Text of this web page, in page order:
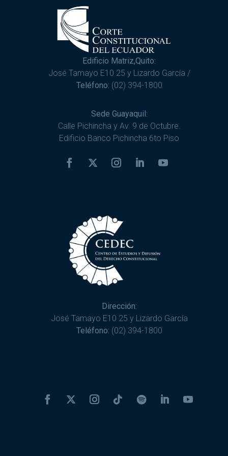
Edificio Matriz,Quito:
José Tamayo E10 25 y Lizardo García /
Teléfono: (02) 394-1800
Sede Guayaquil:
Calle Pichincha y Av. 9 de Octubre.
Edificio Banco Pichincha 6to Piso
Dirección:
José Tamayo E10 25 y Lizardo García
Teléfono: (02) 394-1800